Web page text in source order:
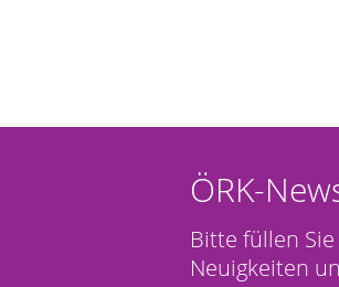
ÖRK-
Bitte füllen
Neuigkeiten